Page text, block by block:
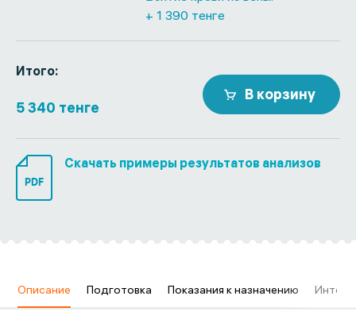
+ 1 390 тенге
Итого:
5 340 тенге
В корзину
PDF
Скачать примеры результатов анализов
Описание Подготовка Показания к назначению